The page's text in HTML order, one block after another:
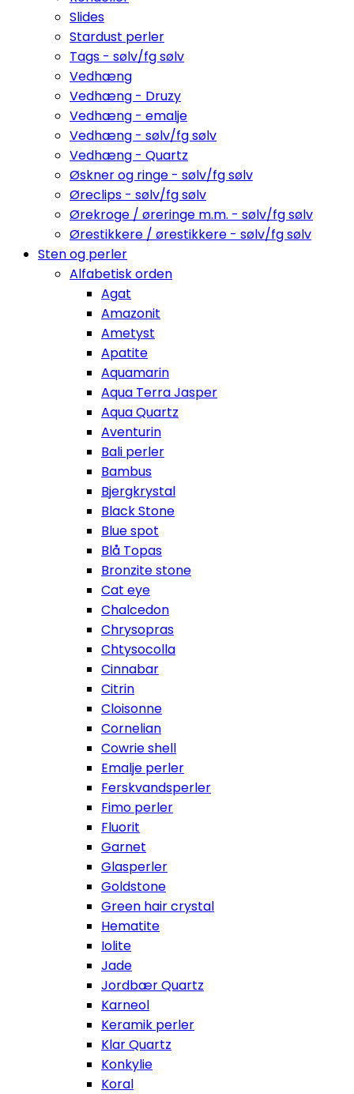
Slides
Stardust perler
Tags - sølv/fg sølv
Vedhæng
Vedhæng - Druzy
Vedhæng - emalje
Vedhæng - sølv/fg sølv
Vedhæng - Quartz
Øskner og ringe - sølv/fg sølv
Øreclips - sølv/fg sølv
Ørekroge / øreringe m.m. - sølv/fg sølv
Ørestikkere / ørestikkere - sølv/fg sølv
Sten og perler
Alfabetisk orden
Agat
Amazonit
Ametyst
Apatite
Aquamarin
Aqua Terra Jasper
Aqua Quartz
Aventurin
Bali perler
Bambus
Bjergkrystal
Black Stone
Blue spot
Blå Topas
Bronzite stone
Cat eye
Chalcedon
Chrysopras
Chtysocolla
Cinnabar
Citrin
Cloisonne
Cornelian
Cowrie shell
Emalje perler
Ferskvandsperler
Fimo perler
Fluorit
Garnet
Glasperler
Goldstone
Green hair crystal
Hematite
Iolite
Jade
Jordbær Quartz
Karneol
Keramik perler
Klar Quartz
Konkylie
Koral